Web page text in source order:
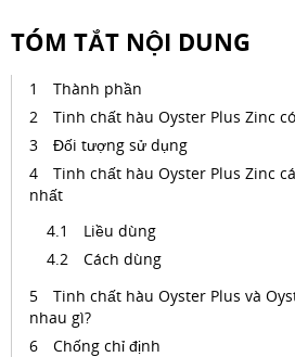
TÓM TẮT NỘI DUNG
Thành phần
Tinh chất hàu Oyster Plus Zinc
Đối tượng sử dụng
Tinh chất hàu Oyster Plus Zinc
nhất
Liều dùng
Cách dùng
Tinh chất hàu Oyster Plus và
nhau gì?
Chống chỉ định